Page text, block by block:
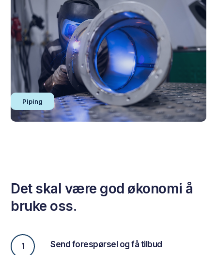
Piping
Det skal være god økonomi å
bruke oss.
1
Send forespørsel og få tilbud